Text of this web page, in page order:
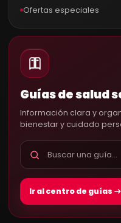
Ofertas especiales
Guías de salud
Información clara y
bienestar y cuidado
Ir al centro de guías